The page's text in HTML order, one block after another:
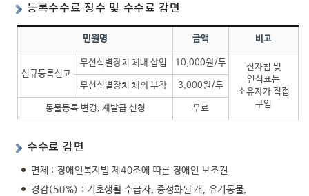
등록수수료 징수 및 수수료 감면
민원명 금액 비고
신규등록신고
무선식별장치 체내 삽입 10,000원/두
전자칩 및
인식표는
소유자가 직접
구입
무선식별장치 체외 부착 3,000원/두
동물등록 변경, 재발급 신청 무료
수수료 감면
면제 : 장애인복지법 제40조에 따른 장애인 보조견
경감(50%) : 기초생활 수급자, 중성화된 개, 유기동물,